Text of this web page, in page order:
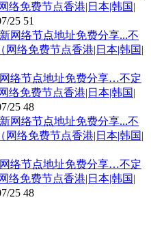
络免费节点香港|日本|韩国|
25 51
网络节点地址免费分享…不定
络免费节点香港|日本|韩国|
25 48
网络节点地址免费分享…不定
络免费节点香港|日本|韩国|
25 48